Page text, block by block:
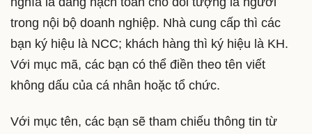
trong nội bộ doanh nghiệp. Nhà cung cấp thì các
bạn ký hiệu là NCC; khách hàng thì ký hiệu là KH.
Với mục mã, các bạn có thể điền theo tên viết
không dấu của cá nhân hoặc tổ chức.
Với mục tên, các bạn sẽ tham chiếu thông tin từ